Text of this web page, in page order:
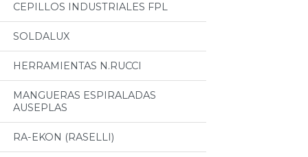
CEPILLOS INDUSTRIALES FPL
SOLDALUX
HERRAMIENTAS N.RUCCI
MANGUERAS ESPIRALADAS
AUSEPLAS
RA-EKON (RASELLI)